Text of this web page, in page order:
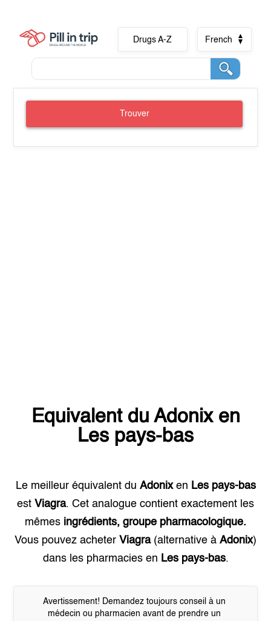
Drugs A-Z French
Trouver
Equivalent du Adonixen
Les pays-bas
Le meilleur équivalent du Adonixen Les pays-bas
est Viagra. Cet analogue contient exactement les
mêmes ingrédients, groupe pharmacologique.
Vous pouvez acheter Viagra(alternative à Adonix)
dans les pharmacies en Les pays-bas.
Avertissement! Demandez toujours conseil à un
médecin ou pharmacien avant de prendre un